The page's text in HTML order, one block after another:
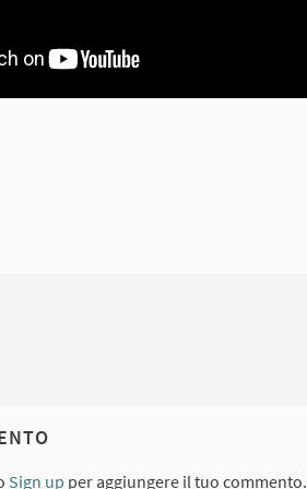
Sign up per aggiungere il tuo commento.